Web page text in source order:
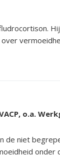
o.a.
de niet